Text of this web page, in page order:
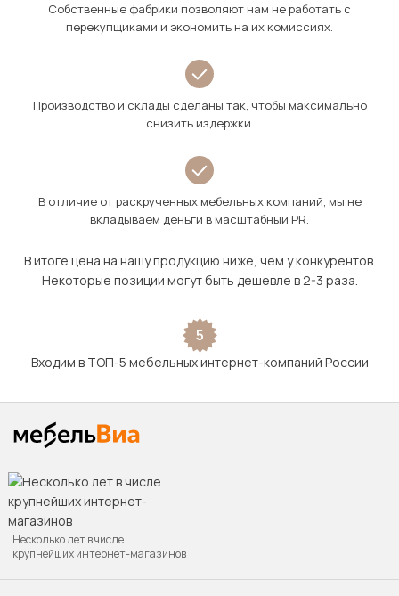
Собственные фабрики позволяют нам не работать с
перекупщиками и экономить на их комиссиях.
Производство и склады сделаны так, чтобы максимально
снизить издержки.
В отличие от раскрученных мебельных компаний, мы не
вкладываем деньги в масштабный PR.
В итоге цена на нашу продукцию ниже, чем у конкурентов.
Некоторые позиции могут быть дешевле в 2-3 раза.
5
Входим в ТОП-5 мебельных интернет-компаний России
Несколько лет в числе
крупнейших интернет-магазинов